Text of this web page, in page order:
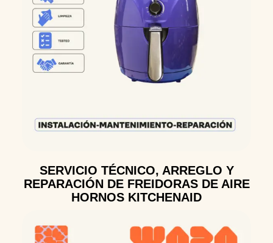
SERVICIO TÉCNICO, ARREGLO Y
REPARACIÓN DE FREIDORAS DE AIRE
HORNOS KITCHENAID